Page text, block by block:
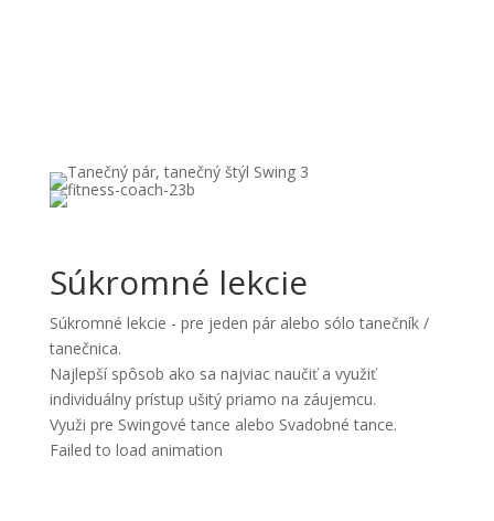
Súkromné lekcie
Súkromné lekcie - pre jeden pár alebo sólo tanečník /
tanečnica.
Najlepší spôsob ako sa najviac naučiť a využiť
individuálny prístup ušitý priamo na záujemcu.
Využi pre Swingové tance alebo Svadobné tance.
Failed to load animation